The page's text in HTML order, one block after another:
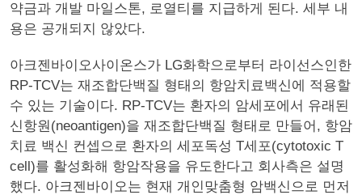
약금과 개발 마일스톤, 로열티를 지급하게 된다. 세부 내
용은 공개되지 않았다.
아크젠바이오사이온스가 LG화학으로부터 라이선스인한
RP-TCV는 재조합단백질 형태의 항암치료백신에 적용할
수 있는 기술이다. RP-TCV는 환자의 암세포에서 유래된
신항원(neoantigen)을 재조합단백질 형태로 만들어, 항암
치료 백신 컨셉으로 환자의 세포독성 T세포(cytotoxic T
cell)를 활성화해 항암작용을 유도한다고 회사측은 설명
했다. 아크젠바이오는 현재 개인맞춤형 암백신으로 먼저